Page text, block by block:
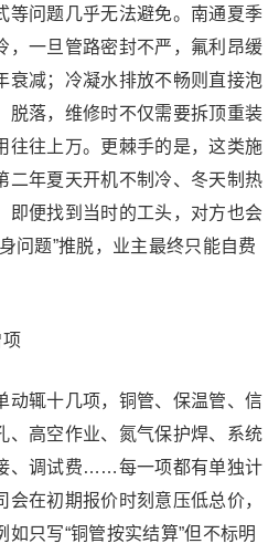
等问题几乎无法避免。南通夏季
，一旦管路密封不严，氟利昂缓
衰减；冷凝水排放不畅则直接泡
脱落，维修时不仅需要拆顶重装
往往上万。更棘手的是，这类施
二年夏天开机不制冷、冬天制热
即便找到当时的工头，对方也会
问题”推脱，业主最终只能自费
动辄十几项，铜管、保温管、信
、高空作业、氮气保护焊、系统
、调试费……每一项都有单独计
在初期报价时刻意压低总价，
只写“铜管按实结算”但不标明